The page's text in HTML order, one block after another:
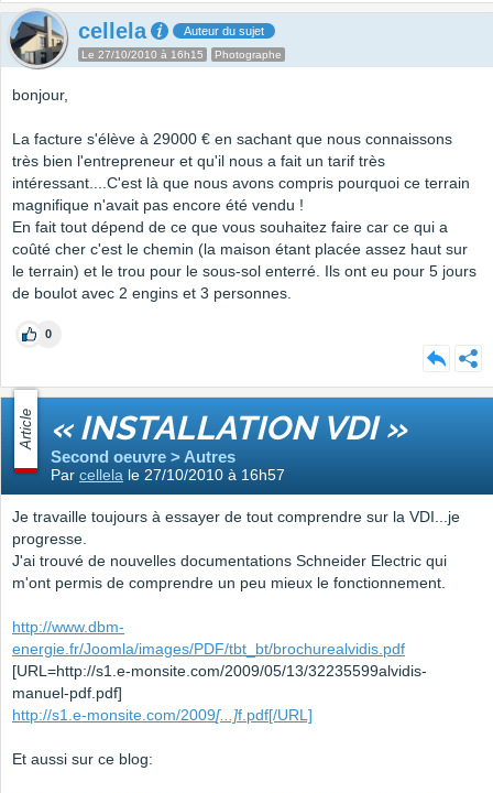
cellela Auteur du sujet
Le 27/10/2010 à 16h15 Photographe
bonjour,
La facture s'élève à 29000 € en sachant que nous connaissons
très bien l'entrepreneur et qu'il nous a fait un tarif très
intéressant....C'est là que nous avons compris pourquoi ce terrain
magnifique n'avait pas encore été vendu !
En fait tout dépend de ce que vous souhaitez faire car ce qui a
coûté cher c'est le chemin (la maison étant placée assez haut sur
le terrain) et le trou pour le sous-sol enterré. Ils ont eu pour 5 jours
de boulot avec 2 engins et 3 personnes.
0
Article « INSTALLATION VDI »
Second oeuvre > Autres
Par cellela le 27/10/2010 à 16h57
Je travaille toujours à essayer de tout comprendre sur la VDI...je
progresse.
J'ai trouvé de nouvelles documentations Schneider Electric qui
m'ont permis de comprendre un peu mieux le fonctionnement.
http://www.dbm-
energie.fr/Joomla/images/PDF/tbt_bt/brochurealvidis.pdf
[URL=http://s1.e-monsite.com/2009/05/13/32235599alvidis-
manuel-pdf.pdf]
http://s1.e-monsite.com/2009[...]f.pdf[/URL]
Et aussi sur ce blog: